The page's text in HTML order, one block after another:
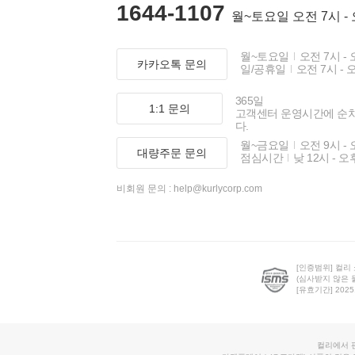
1644-1107 월~토요일 오전 7시 -
카카오톡 문의
월~토요일
오전 7시 -
일/공휴일
오전 7시 -
1:1 문의
365일
고객센터 운영시간에 순
다.
대량주문 문의
월~금요일
오전 9시 -
점심시간
낮 12시 - 오
비회원 문의 : help@kurlycorp.com
[인증범위] 컬리
(심사받지 않은
[유효기간]
컬리에서